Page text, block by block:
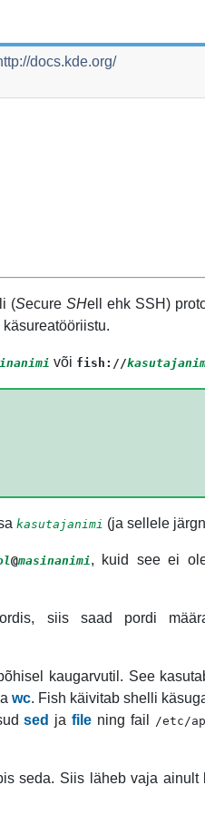
docs.kde.org/
(Secure SHell ehk SSH)
või fish://
kasutajanimi (ja sellele
@masinanimi, kuid see ei
siis saad pordi
kaugarvutil. See
wc. Fish käivitab shelli
sed jafile ning fail /etc/
seda. Siis läheb vaja ainult